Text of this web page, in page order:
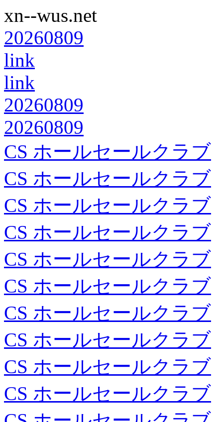
xn--wus.net
20260809
link
link
20260809
20260809
CS ホールセールクラブ
CS ホールセールクラブ
CS ホールセールクラブ
CS ホールセールクラブ
CS ホールセールクラブ
CS ホールセールクラブ
CS ホールセールクラブ
CS ホールセールクラブ
CS ホールセールクラブ
CS ホールセールクラブ